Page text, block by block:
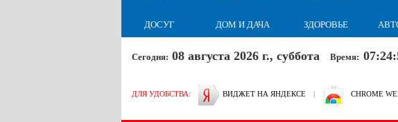
ДОСУГ
ДОМ И ДАЧА ЗДОРОВЬЕ
Сегодня: 08 августа 2026 г., суббота Время:
ДЛЯ УДОБСТВА: ВИДЖЕТ НА ЯНДЕКСЕ | CHROME